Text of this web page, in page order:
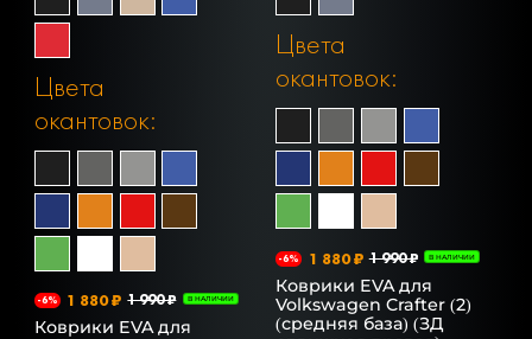
Цвета
окантовок:
-6% 1 880 ₽ 1 990 ₽ В НАЛИЧИИ
Коврики EVA для
Цвета
окантовок:
-6% 1 880 ₽ 1 990 ₽ В НАЛИЧИИ
Коврики EVA для
Volkswagen Crafter (2)
(средняя база) (ЗД